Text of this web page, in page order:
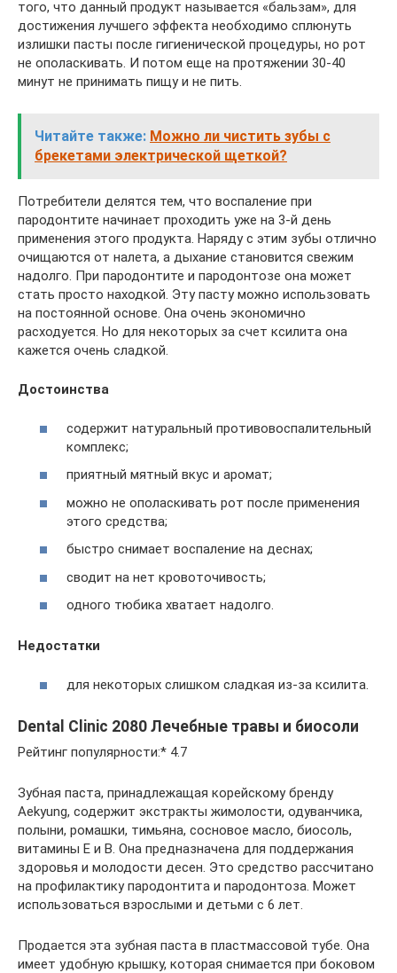
того, что данный продукт называется «бальзам», для
достижения лучшего эффекта необходимо сплюнуть
излишки пасты после гигиенической процедуры, но рот
не ополаскивать. И потом еще на протяжении 30-40
минут не принимать пищу и не пить.
Читайте также: Можно ли чистить зубы с
брекетами электрической щеткой?
Потребители делятся тем, что воспаление при
пародонтите начинает проходить уже на 3-й день
применения этого продукта. Наряду с этим зубы отлично
очищаются от налета, а дыхание становится свежим
надолго. При пародонтите и пародонтозе она может
стать просто находкой. Эту пасту можно использовать
на постоянной основе. Она очень экономично
расходуется. Но для некоторых за счет ксилита она
кажется очень сладкой.
Достоинства
содержит натуральный противовоспалительный
комплекс;
приятный мятный вкус и аромат;
можно не ополаскивать рот после применения
этого средства;
быстро снимает воспаление на деснах;
сводит на нет кровоточивость;
одного тюбика хватает надолго.
Недостатки
для некоторых слишком сладкая из-за ксилита.
Dental Clinic 2080 Лечебные травы и биосоли
Рейтинг популярности:* 4.7
Зубная паста, принадлежащая корейскому бренду
Aekyung, содержит экстракты жимолости, одуванчика,
полыни, ромашки, тимьяна, сосновое масло, биосоль,
витамины Е и В. Она предназначена для поддержания
здоровья и молодости десен. Это средство рассчитано
на профилактику пародонтита и пародонтоза. Может
использоваться взрослыми и детьми с 6 лет.
Продается эта зубная паста в пластмассовой тубе. Она
имеет удобную крышку, которая снимается при боковом